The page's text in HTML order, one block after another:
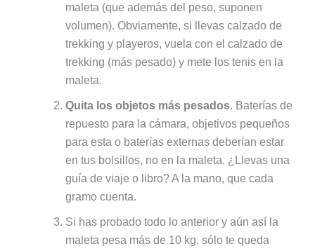
maleta (que además del peso, suponen
volumen). Obviamente, si llevas calzado de
trekking y playeros, vuela con el calzado de
trekking (más pesado) y mete los tenis en la
maleta.
Quita los objetos más pesados. Baterías de
repuesto para la cámara, objetivos pequeños
para esta o baterías externas deberían estar
en tus bolsillos, no en la maleta. ¿Llevas una
guía de viaje o libro? A la mano, que cada
gramo cuenta.
Si has probado todo lo anterior y aún así la
maleta pesa más de 10 kg, sólo te queda